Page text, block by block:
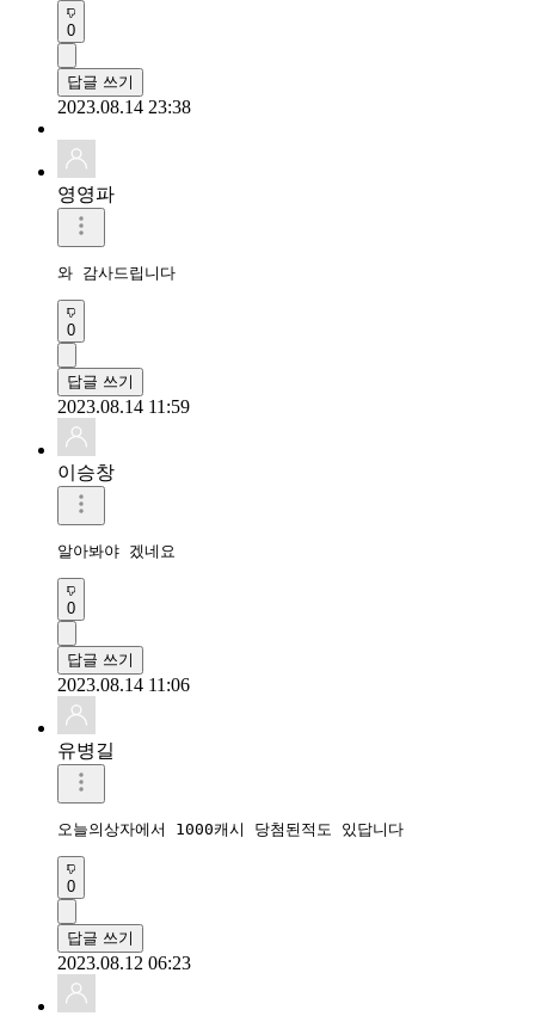
0
답글 쓰기
2023.08.14 23:38
영영파
와 감사드립니다
0
답글 쓰기
2023.08.14 11:59
이승창
알아봐야 겠네요
0
답글 쓰기
2023.08.14 11:06
유병길
오늘의상자에서 1000캐시 당첨된적도 있답니다
0
답글 쓰기
2023.08.12 06:23